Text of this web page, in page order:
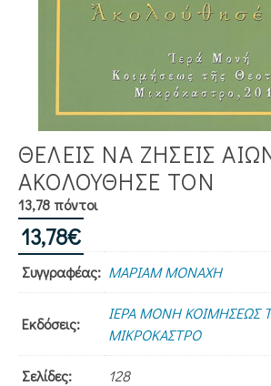
ΘΕΛΕΙΣ ΝΑ ΖΗΣΕΙΣ
ΑΚΟΛΟΥΘΗΣΕ ΤΟΝ
13,78 πόντοι
13,78€
Συγγραφέας: ΜΑΡΙΑΜ ΜΟΝΑΧΗ
Εκδόσεις:
ΙΕΡΑ ΜΟΝΗ ΚΟΙΜΗΣΕΩΣ
ΜΙΚΡΟΚΑΣΤΡΟ
Σελίδες: 128